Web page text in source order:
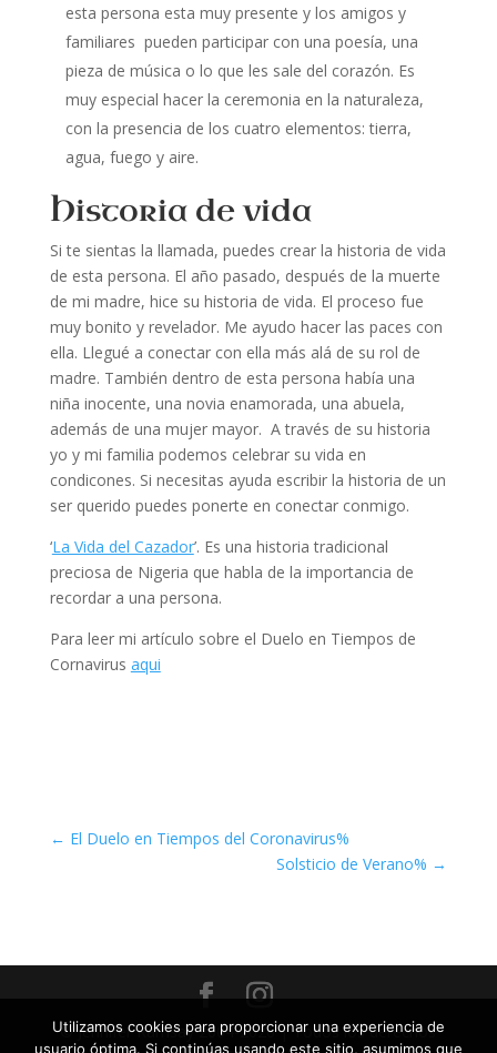
esta persona esta muy presente y los amigos y
familiares pueden participar con una poesía, una
pieza de música o lo que les sale del corazón. Es
muy especial hacer la ceremonia en la naturaleza,
con la presencia de los cuatro elementos: tierra,
agua, fuego y aire.
Historia de vida
Si te sientas la llamada, puedes crear la historia de vida
de esta persona. El año pasado, después de la muerte
de mi madre, hice su historia de vida. El proceso fue
muy bonito y revelador. Me ayudo hacer las paces con
ella. Llegué a conectar con ella más alá de su rol de
madre. También dentro de esta persona había una
niña inocente, una novia enamorada, una abuela,
además de una mujer mayor. A través de su historia
yo y mi familia podemos celebrar su vida en
condicones. Si necesitas ayuda escribir la historia de un
ser querido puedes ponerte en conectar conmigo.
‘La Vida del Cazador’. Es una historia tradicional
preciosa de Nigeria que habla de la importancia de
recordar a una persona.
Para leer mi artículo sobre el Duelo en Tiempos de
Cornavirus aqui
← El Duelo en Tiempos del Coronavirus%
Solsticio de Verano% →
© Jennifer Ramsay 2004-2026 | Todos los derechos
Utilizamos cookies para proporcionar una experiencia de
usuario óptima. Si continúas usando este sitio, asumimos que